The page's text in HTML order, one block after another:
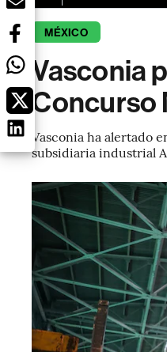
MÉXICO
Vasconia
Concurso
Vasconia ha alertado
subsidiaria industrial